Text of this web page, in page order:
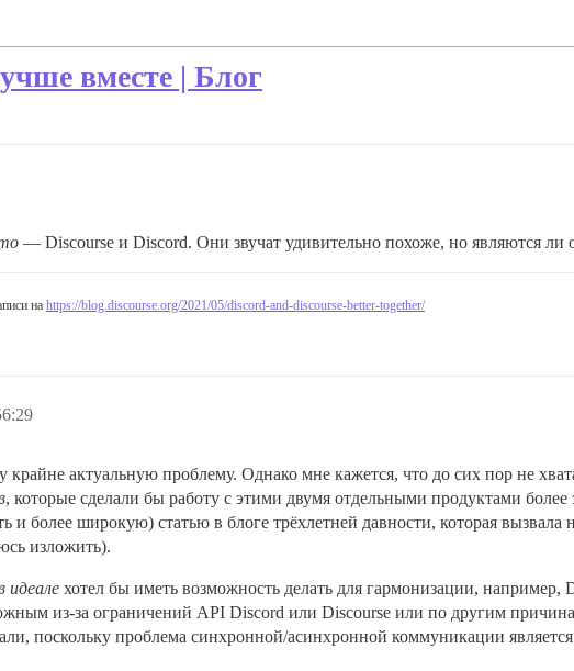
вместе | Блог
— Discourse и Discord. Они звучат удивительно похоже, но являются
на https://blog.discourse.org/2021/05/discord-and-discourse-better-together/
актуальную проблему. Однако мне кажется, что до сих пор не
, которые сделали бы работу с этими двумя отдельными продуктами
и более широкую) статью в блоге трёхлетней давности, которая
изложить).
идеале хотел бы иметь возможность делать для гармонизации,
из-за ограничений API Discord или Discourse или по другим
поскольку проблема синхронной/асинхронной коммуникации